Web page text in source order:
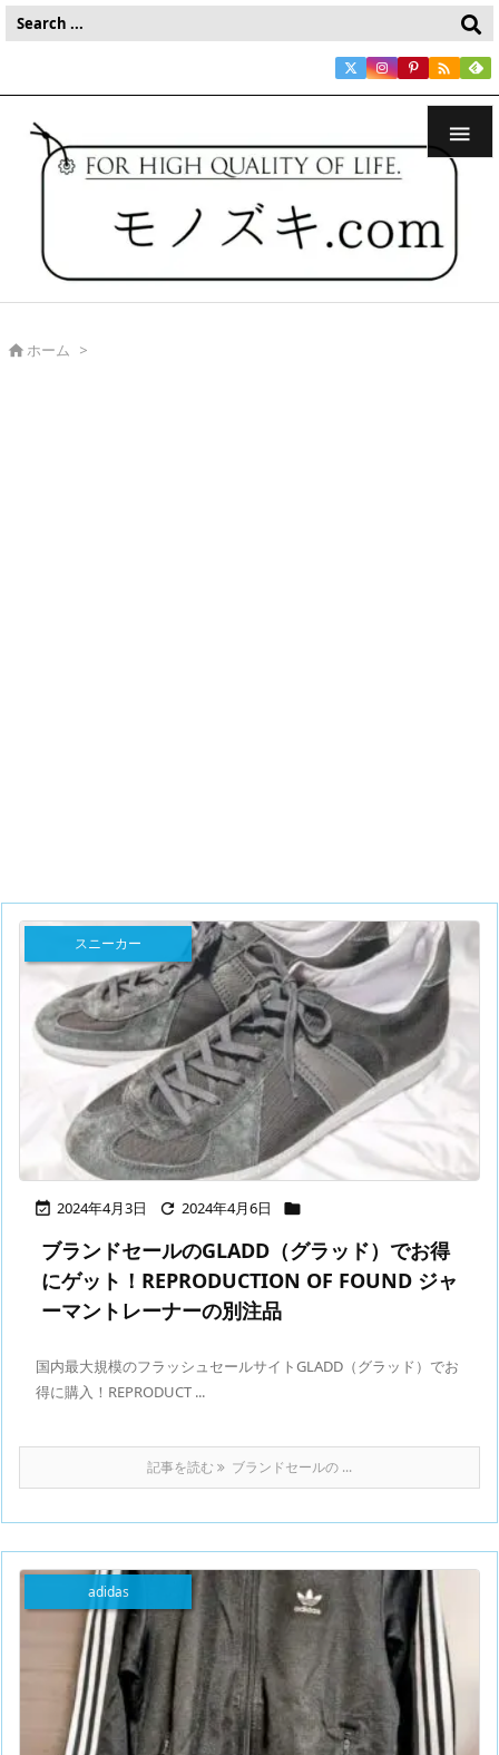


ホーム >
 2024年4月3日  2024年4月6日 
スニーカー
ブランドセールのGLADD（グラッド）でお得
にゲット！REPRODUCTION OF FOUND ジャ
ーマントレーナーの別注品
国内最大規模のフラッシュセールサイトGLADD（グラッド）でお
得に購入！REPRODUCT ...
記事を読む ブランドセールの ...
adidas